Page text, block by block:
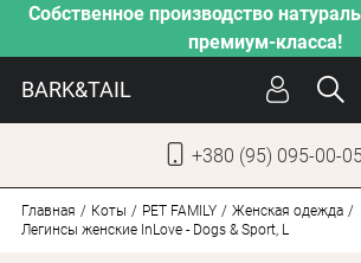
Собственное производство
премиум-класса!
BARK&TAIL
+380 (95) 095-00-05
Главная Коты PET FAMILY
Женская одежда
Легинсы женские InLove - Dogs & Sport, L